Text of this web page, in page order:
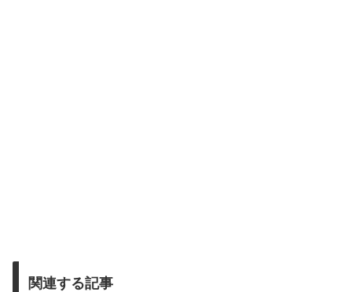
関連する記事